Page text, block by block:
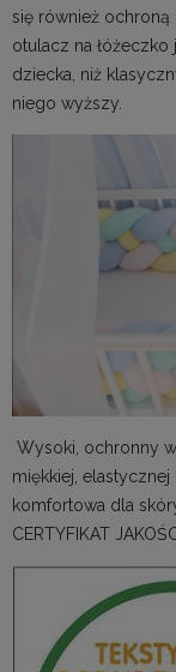
się również ochroną
otulacz na
dziecka, niż
niego wyższy.
Wysoki, ochronny
miękkiej, elastycznej
komfortowa dla
CERTYFIKAT